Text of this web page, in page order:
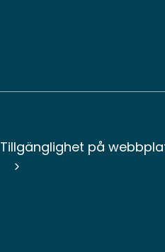
Tillgänglighet på